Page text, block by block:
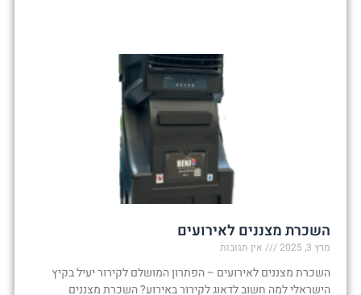
השכרת מצננים לאירועים
מרץ 3, 2025 אין תגובות
השכרת מצננים לאירועים – הפתרון המושלם לקירור יעיל בקיץ
הישראלי למה חשוב לדאוג לקירור באירוע? השכרת מצננים